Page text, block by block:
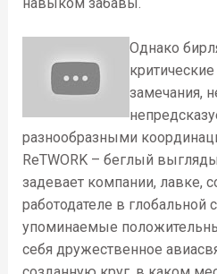
Однако
замечания,
разнообразными
ReTWORK – беглый
задевает компании, лавке,
работодателе в глобальной
упоминаемые
себя дружественное